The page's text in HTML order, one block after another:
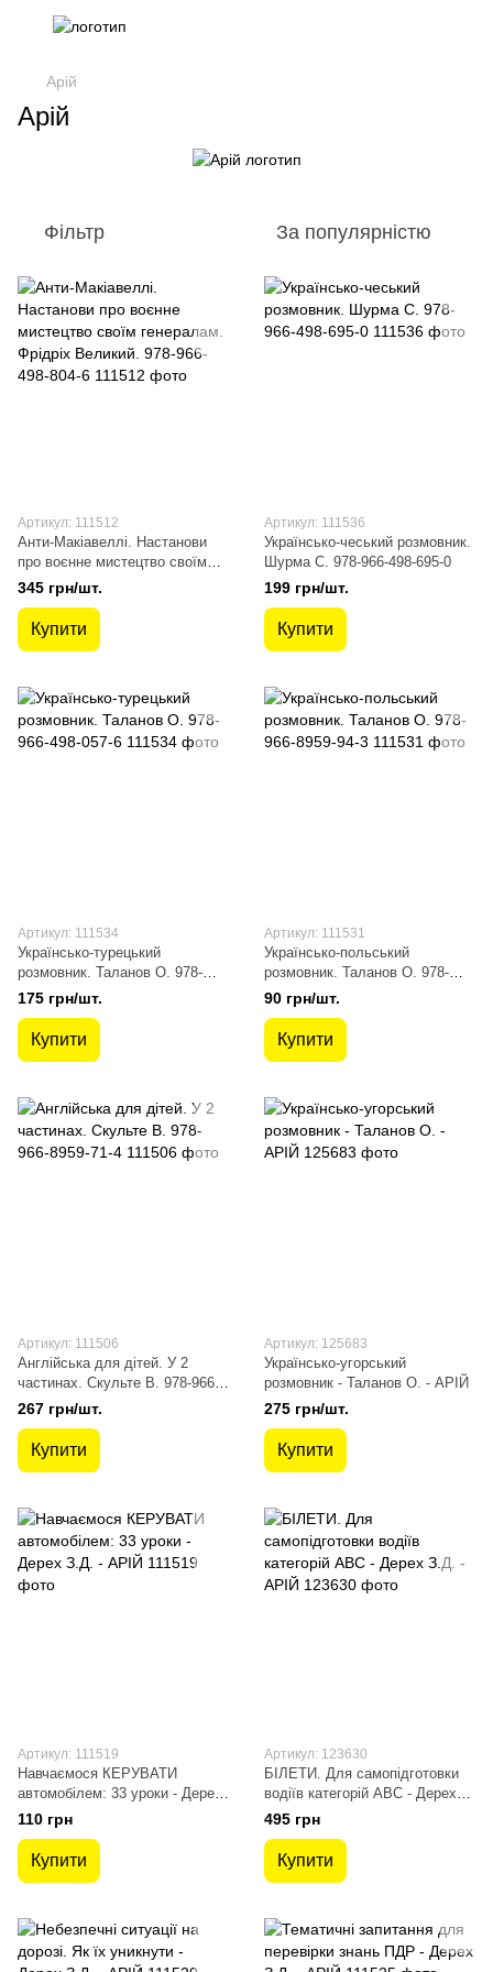
Арій
Арій
Фільтр За популярністю
Артикул: 111512
Анти-Макіавеллі. Настанови
про воєнне мистецтво своїм
генералам. Фрідріх Великий.
978-966-498-804-6
345 грн/шт.
Купити
Артикул: 111536
Українсько-чеський розмовник.
Шурма С. 978-966-498-695-0
199 грн/шт.
Купити
Артикул: 111534
Українсько-турецький
розмовник. Таланов О. 978-
966-498-057-6
175 грн/шт.
Купити
Артикул: 111531
Українсько-польський
розмовник. Таланов О. 978-
966-8959-94-3
90 грн/шт.
Купити
Артикул: 111506
Англійська для дітей. У 2
частинах. Скульте В. 978-966-
8959-71-4
267 грн/шт.
Купити
Артикул: 125683
Українсько-угорський
розмовник - Таланов О. - АРІЙ
275 грн/шт.
Купити
Артикул: 111519
Навчаємося КЕРУВАТИ
автомобілем: 33 уроки - Дерех
З.Д. - АРІЙ
110 грн
Купити
Артикул: 123630
БІЛЕТИ. Для самопідготовки
водіїв категорій АBC - Дерех
З.Д. - АРІЙ
495 грн
Купити